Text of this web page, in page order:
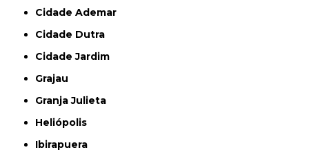
Cidade Ademar
Cidade Dutra
Cidade Jardim
Grajau
Granja Julieta
Heliópolis
Ibirapuera